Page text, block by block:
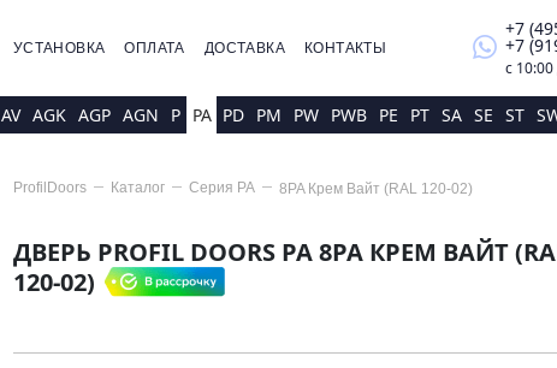
УСТАНОВКА ОПЛАТА ДОСТАВКА КОНТАКТЫ whatsapp
+7
+7
с
AV AGK AGP AGN P PA PD PM PW PWB PE PT SA SE ST
ProfilDoors Каталог Серия PA 8PA Крем Вайт (RAL 120-02)
ДВЕРЬ PROFIL DOORS PA 8PA КРЕМ ВАЙТ
120-02)